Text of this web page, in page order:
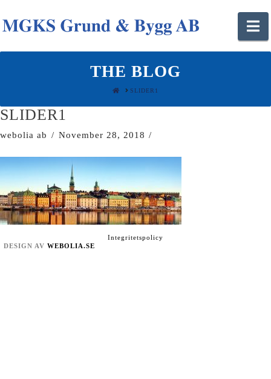
THE BLOG
HOMESLIDER1
SLIDER1
webolia ab November 28, 2018
Integritetspolicy
DESIGN AV WEBOLIA.SE